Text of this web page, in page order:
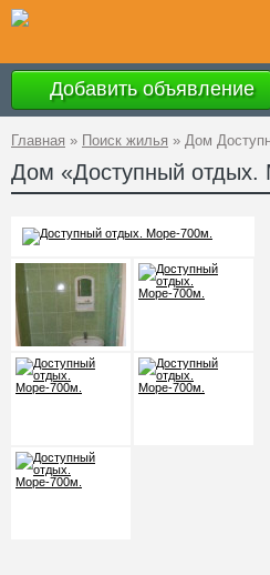
Добавить объявление
Главная » Поиск жилья » Дом
Дом «Доступный отдых.